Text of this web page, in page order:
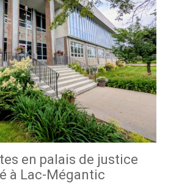
en palais de justice
à Lac-Mégantic